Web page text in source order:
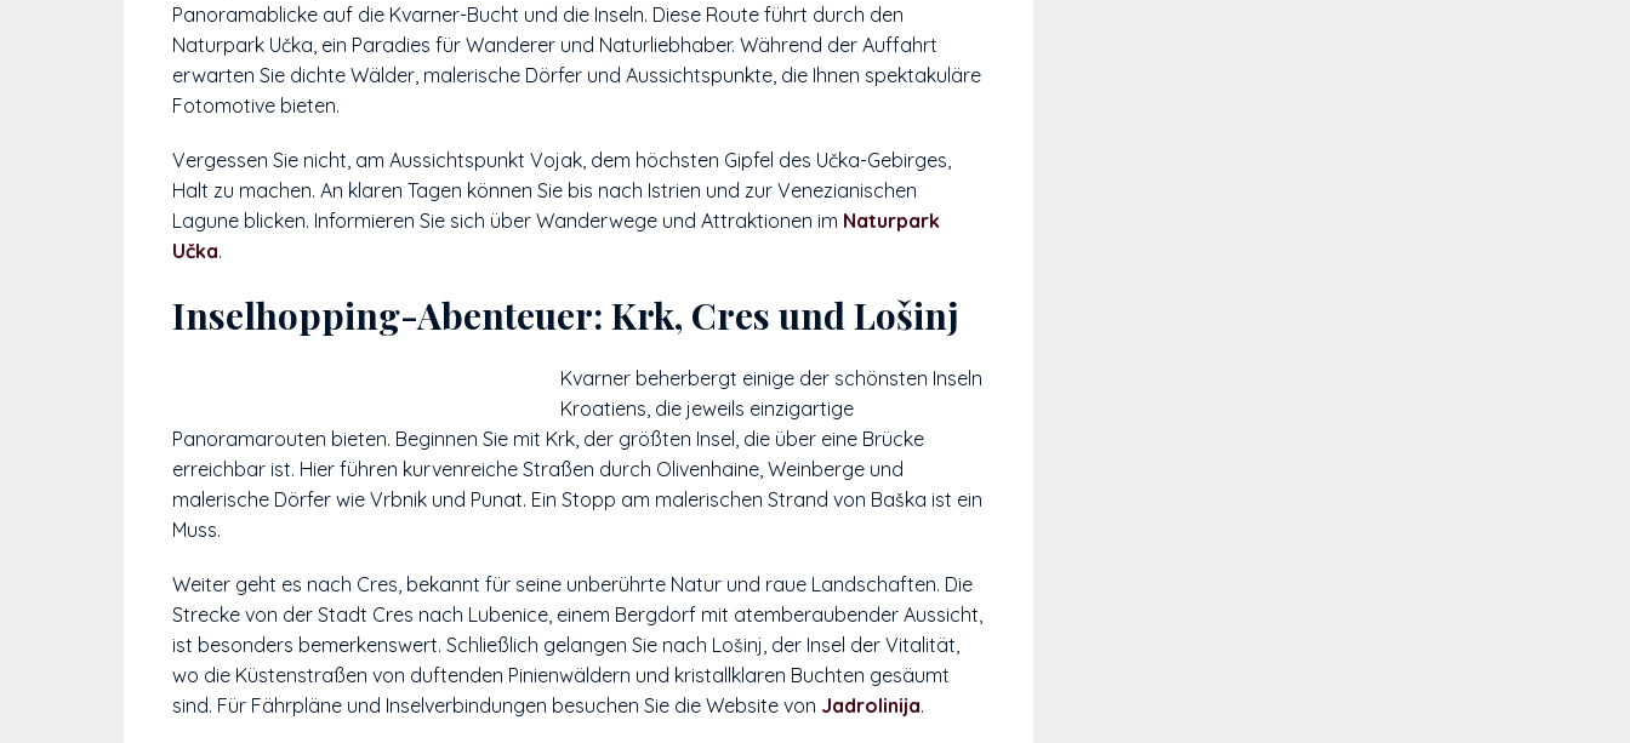
Panoramablicke auf die Kvarner-Bucht und die Inseln. Diese Route führt durch den
Naturpark Učka, ein Paradies für Wanderer und Naturliebhaber. Während der Auffahrt
erwarten Sie dichte Wälder, malerische Dörfer und Aussichtspunkte, die Ihnen spektakuläre
Fotomotive bieten.
Vergessen Sie nicht, am Aussichtspunkt Vojak, dem höchsten Gipfel des Učka-Gebirges,
Halt zu machen. An klaren Tagen können Sie bis nach Istrien und zur Venezianischen
Lagune blicken. Informieren Sie sich über Wanderwege und Attraktionen im Naturpark
Učka.
Inselhopping-Abenteuer: Krk, Cres und Lošinj
Kvarner beherbergt einige der schönsten Inseln
Kroatiens, die jeweils einzigartige
Panoramarouten bieten. Beginnen Sie mit Krk, der größten Insel, die über eine Brücke
erreichbar ist. Hier führen kurvenreiche Straßen durch Olivenhaine, Weinberge und
malerische Dörfer wie Vrbnik und Punat. Ein Stopp am malerischen Strand von Baška ist ein
Muss.
Weiter geht es nach Cres, bekannt für seine unberührte Natur und raue Landschaften. Die
Strecke von der Stadt Cres nach Lubenice, einem Bergdorf mit atemberaubender Aussicht,
ist besonders bemerkenswert. Schließlich gelangen Sie nach Lošinj, der Insel der Vitalität,
wo die Küstenstraßen von duftenden Pinienwäldern und kristallklaren Buchten gesäumt
sind. Für Fährpläne und Inselverbindungen besuchen Sie die Website von Jadrolinija.